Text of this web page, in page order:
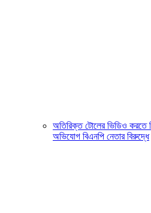
অতিরিক্ত টোলের ভিডিও করতে
অভিযোগ বিএনপি নেতার বিরুদ্ধে